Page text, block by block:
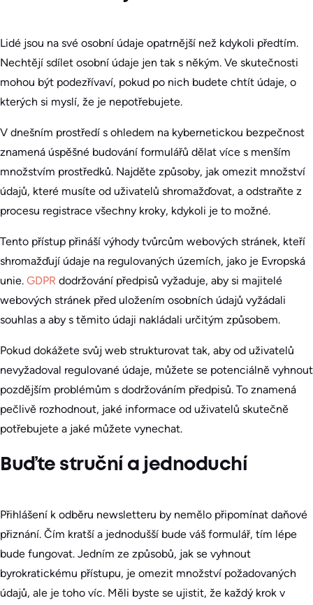
Lidé jsou na své osobní údaje opatrnější než kdykoli předtím.
Nechtějí sdílet osobní údaje jen tak s někým. Ve skutečnosti
mohou být podezřívaví, pokud po nich budete chtít údaje, o
kterých si myslí, že je nepotřebujete.
V dnešním prostředí s ohledem na kybernetickou bezpečnost
znamená úspěšné budování formulářů dělat více s menším
množstvím prostředků. Najděte způsoby, jak omezit množství
údajů, které musíte od uživatelů shromažďovat, a odstraňte z
procesu registrace všechny kroky, kdykoli je to možné.
Tento přístup přináší výhody tvůrcům webových stránek, kteří
shromažďují údaje na regulovaných územích, jako je Evropská
unie. GDPR dodržování předpisů vyžaduje, aby si majitelé
webových stránek před uložením osobních údajů vyžádali
souhlas a aby s těmito údaji nakládali určitým způsobem.
Pokud dokážete svůj web strukturovat tak, aby od uživatelů
nevyžadoval regulované údaje, můžete se potenciálně vyhnout
pozdějším problémům s dodržováním předpisů. To znamená
pečlivě rozhodnout, jaké informace od uživatelů skutečně
potřebujete a jaké můžete vynechat.
Buďte struční a jednoduchí
Přihlášení k odběru newsletteru by nemělo připomínat daňové
přiznání. Čím kratší a jednodušší bude váš formulář, tím lépe
bude fungovat. Jedním ze způsobů, jak se vyhnout
byrokratickému přístupu, je omezit množství požadovaných
údajů, ale je toho víc. Měli byste se ujistit, že každý krok v